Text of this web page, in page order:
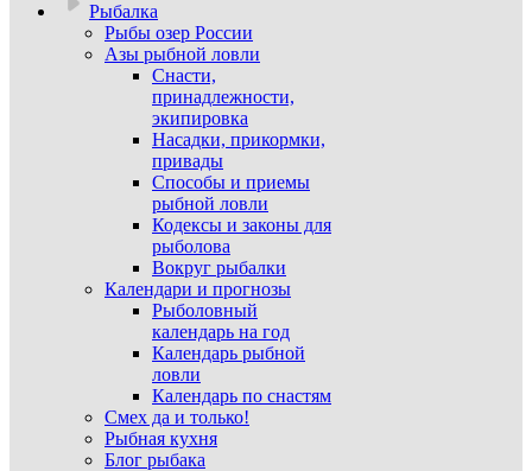
Рыбалка
Рыбы озер России
Азы рыбной ловли
Снасти,
принадлежности,
экипировка
Насадки, прикормки,
привады
Способы и приемы
рыбной ловли
Кодексы и законы для
рыболова
Вокруг рыбалки
Календари и прогнозы
Рыболовный
календарь на год
Календарь рыбной
ловли
Календарь по снастям
Смех да и только!
Рыбная кухня
Блог рыбака